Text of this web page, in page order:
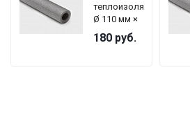
теплоизоляционная,
Ø 110 мм ×
2000 мм (2
метра),
180 руб.